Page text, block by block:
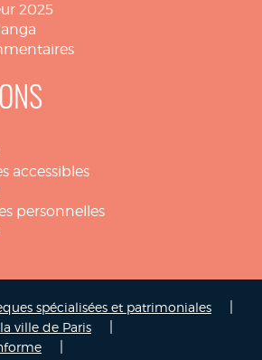
2025
accessibles
personnelles
spécialisées et patrimoniales
ville de Paris